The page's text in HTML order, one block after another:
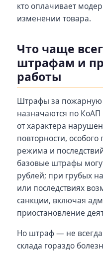
кто оплачивает
изменении товара.
Что чаще
штрафам и
работы
Штрафы за пожарную
назначаются по КоАП
от характера
повторности,
режима и
базовые штрафы
рублей; при грубых
или последствиях
санкции, включая
приостановление
Но штраф — не
склада гораздо